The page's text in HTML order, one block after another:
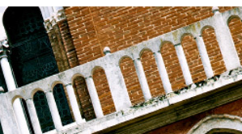
Salta al
contenuto
principale